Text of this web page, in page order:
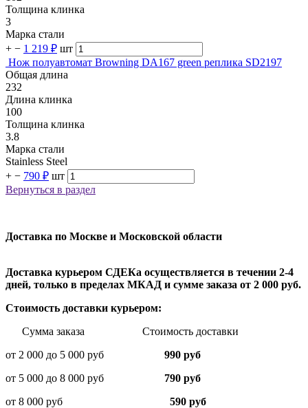
Толщина клинка
3
Марка стали
+ − 1 219 ₽ шт
Нож полуавтомат Browning DA167 green реплика SD2197
Общая длина
232
Длина клинка
100
Толщина клинка
3.8
Марка стали
Stainless Steel
+ − 790 ₽ шт
Вернуться в раздел
Доставка по Москве и Московской области
Доставка курьером СДЕКа осуществляется в течении 2-4
дней, только в пределах МКАД и сумме заказа от 2 000 руб.
Стоимость доставки курьером:
Сумма заказа Стоимость доставки
от 2 000 до 5 000 руб
990 руб
от 5 000 до 8 000 руб 790 руб
от 8 000 руб 590 руб